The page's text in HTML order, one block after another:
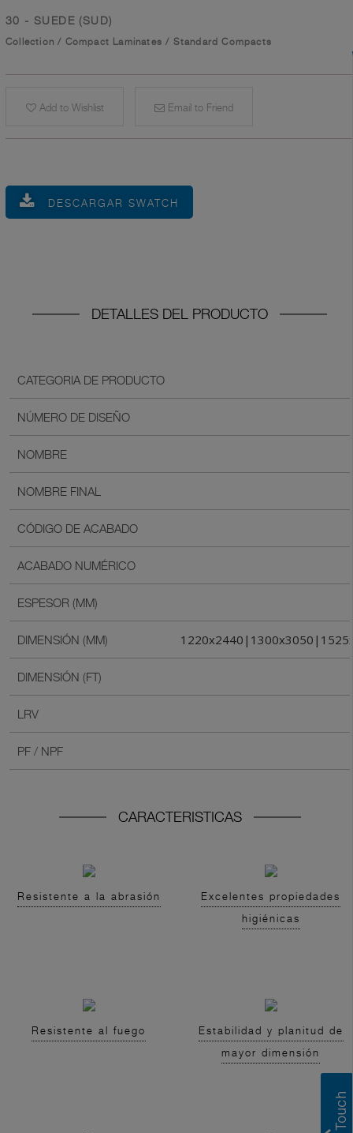
30 - SUEDE (SUD)
Collection / Compact Laminates / Standard Compacts
Add to Wishlist Email to Friend
DESCARGAR SWATCH
DETALLES DEL PRODUCTO
CATEGORIA DE PRODUCTO
NÚMERO DE DISEÑO
NOMBRE
NOMBRE FINAL
CÓDIGO DE ACABADO
ACABADO NUMÉRICO
ESPESOR (MM)
DIMENSIÓN (MM)
DIMENSIÓN (FT)
LRV
PF / NPF
CARACTERISTICAS
Resistente a la abrasión
Excelentes propiedades
higiénicas
Resistente al fuego
Estabilidad y planitud de
mayor dimensión